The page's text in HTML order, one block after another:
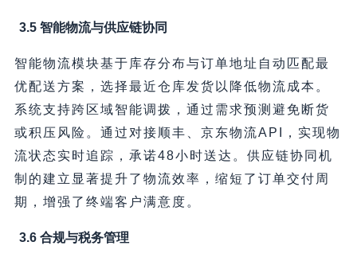
3.5 智能物流与供应链协同
智能物流模块基于库存分布与订单地址自动匹配最
优配送方案，选择最近仓库发货以降低物流成本。
系统支持跨区域智能调拨，通过需求预测避免断货
或积压风险。通过对接顺丰、京东物流API，实现物
流状态实时追踪，承诺48小时送达。供应链协同机
制的建立显著提升了物流效率，缩短了订单交付周
期，增强了终端客户满意度。
3.6 合规与税务管理